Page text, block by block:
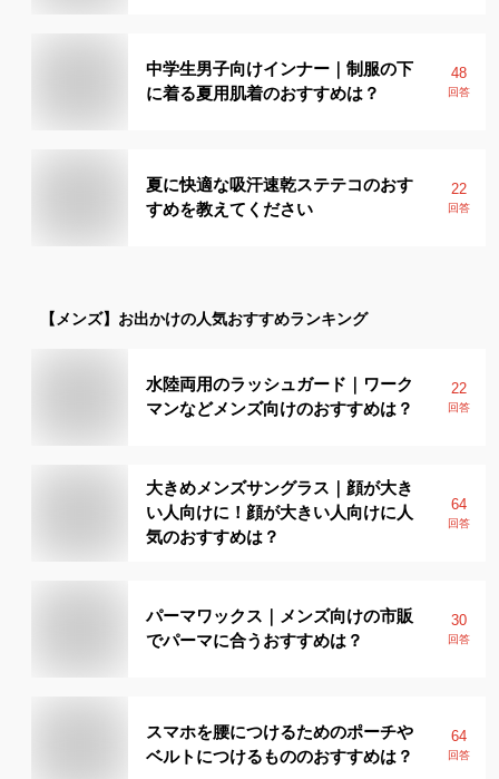
中学生男子向けインナー｜制服の下
に着る夏用肌着のおすすめは？
48
回答
夏に快適な吸汗速乾ステテコのおす
すめを教えてください
22
回答
【メンズ】 お出かけの人気おすすめランキング
水陸両用のラッシュガード｜ワーク
マンなどメンズ向けのおすすめは？
22
回答
大きめメンズサングラス｜顔が大き
い人向けに！顔が大きい人向けに人
気のおすすめは？
64
回答
パーマワックス｜メンズ向けの市販
でパーマに合うおすすめは？
30
回答
スマホを腰につけるためのポーチや
ベルトにつけるもののおすすめは？
64
回答